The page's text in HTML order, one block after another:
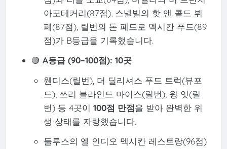
아포테커리(87점), 스넬빌의 핫 앤 콜드 뷔
페(87점), 릴번의 돈 페드로 멕시칸 푸드(89
점)가 B등급을 기록했습니다.
🟢 A등급 (90–100점): 10곳
웬디스(릴번), 더 딜리셔스 푸드 트럭(뷰포
드), 쓰리 블라인드 마이스(릴번), 윙 잇(릴
번) 등 4곳이100점 만점을 받아 완벽한 위
생 상태를 자랑했습니다.
둘루스의 엘 인디오 멕시칸 레스토랑(96점)